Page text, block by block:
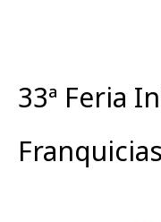
33ª Feria
Franquicias